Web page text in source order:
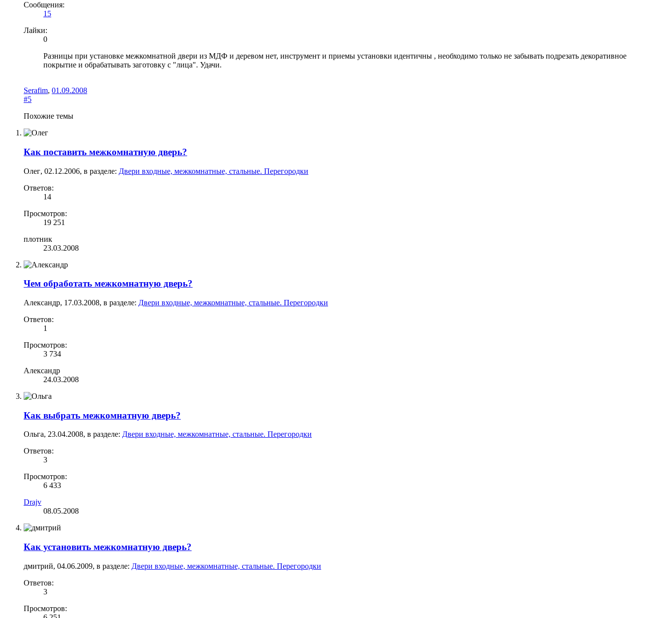
Сообщения:
15
Лайки:
0
Разницы при установке межкомнатной двери из МДФ и деревом нет, инструмент и приемы установки идентичны , необходимо только не забывать подрезать декоративное
покрытие и обрабатывать заготовку с "лица". Удачи.
Serafim, 01.09.2008
#5
Похожие темы
Как поставить межкомнатную дверь?
Олег, 02.12.2006, в разделе: Двери входные, межкомнатные, стальные. Перегородки
Ответов:
14
Просмотров:
19 251
плотник
23.03.2008
Чем обработать межкомнатную дверь?
Александр, 17.03.2008, в разделе: Двери входные, межкомнатные, стальные. Перегородки
Ответов:
1
Просмотров:
3 734
Александр
24.03.2008
Как выбрать межкомнатную дверь?
Ольга, 23.04.2008, в разделе: Двери входные, межкомнатные, стальные. Перегородки
Ответов:
3
Просмотров:
6 433
Drajv
08.05.2008
Как установить межкомнатную дверь?
дмитрий, 04.06.2009, в разделе: Двери входные, межкомнатные, стальные. Перегородки
Ответов:
3
Просмотров: